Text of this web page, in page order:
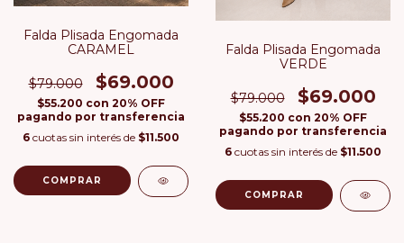
Falda Plisada Engomada
CARAMEL
$79.000 $69.000
$55.200 con 20% OFF
pagando por transferencia
6 cuotas sin interés de $11.500
COMPRAR
Falda Plisada Engomada
VERDE
$79.000 $69.000
$55.200 con 20% OFF
pagando por transferencia
6 cuotas sin interés de $11.500
COMPRAR